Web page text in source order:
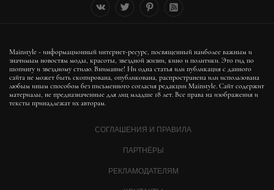
Mainstyle - информационный интернет-ресурс, посвященный наиболее важным и
значимым новостям моды, красоты, звездной жизни, кино и политики. Это гид по
шопингу и звездному стилю. Внимание! Ни одна статья или публикация с данного
сайта не может быть скопирована, опубликована, распространена или использована
любым иным способом без письменного согласия редакции Mainstyle. Сайт содержит
материалы, не предназначенные для лиц младше 18 лет. Все права на изображения и
тексты принадлежат их авторам.
СОГЛАШЕНИЯ И ПРАВИЛА
ПАРТНЁРЫ
РЕКЛАМОДАТЕЛЯМ